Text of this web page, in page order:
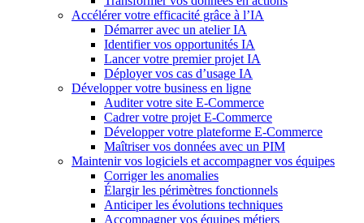
Accélérer votre efficacité grâce à l’IA
Démarrer avec un atelier IA
Identifier vos opportunités IA
Lancer votre premier projet IA
Déployer vos cas d’usage IA
Développer votre business en ligne
Auditer votre site E-Commerce
Cadrer votre projet E-Commerce
Développer votre plateforme E-Commerce
Maîtriser vos données avec un PIM
Maintenir vos logiciels et accompagner vos équipes
Corriger les anomalies
Élargir les périmètres fonctionnels
Anticiper les évolutions techniques
Accompagner vos équipes métiers